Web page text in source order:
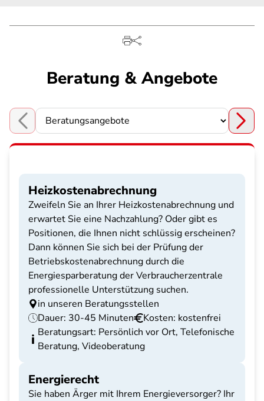
Beratung & Angebote
Choose a section
Heizkostenabrechnung
Zweifeln Sie an Ihrer Heizkostenabrechnung und
erwartet Sie eine Nachzahlung? Oder gibt es
Positionen, die Ihnen nicht schlüssig erscheinen?
Dann können Sie sich bei der Prüfung der
Betriebskostenabrechnung durch die
Energiesparberatung der Verbraucherzentrale
professionelle Unterstützung suchen.
in unseren Beratungsstellen
Dauer: 30-45 Minuten
Kosten: kostenfrei
Beratungsart: Persönlich vor Ort, Telefonische
Beratung, Videoberatung
Energierecht
Sie haben Ärger mit Ihrem Energieversorger? Ihr